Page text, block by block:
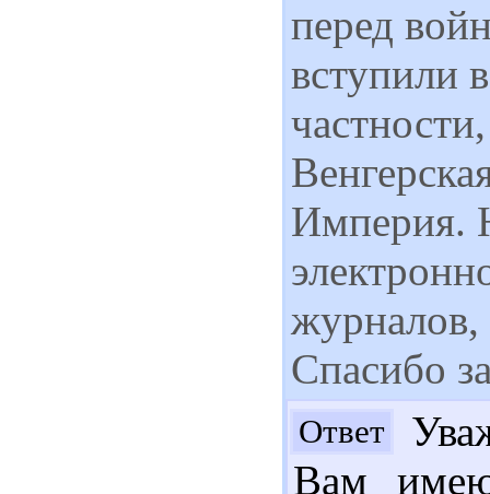
перед
вступили
Империя.
журналов,
Спасибо
Ответ
Вам